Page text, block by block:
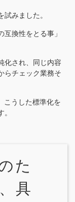
みました。
換性をとる事」
化され、同じ内容
らチェック業務そ
こうした標準化を
た
具